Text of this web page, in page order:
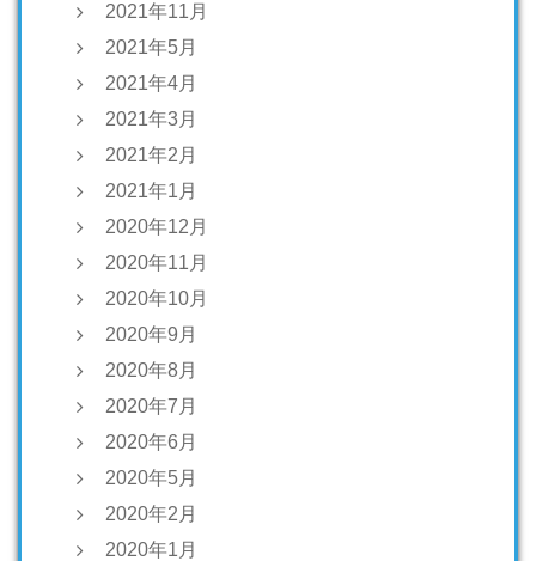
2021年11月
2021年5月
2021年4月
2021年3月
2021年2月
2021年1月
2020年12月
2020年11月
2020年10月
2020年9月
2020年8月
2020年7月
2020年6月
2020年5月
2020年2月
2020年1月